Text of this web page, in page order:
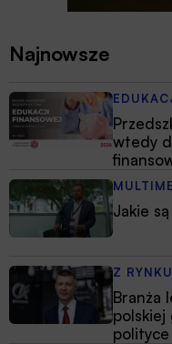
Najnowsze
wtedy
Jakie
Z
Branża
polskiej